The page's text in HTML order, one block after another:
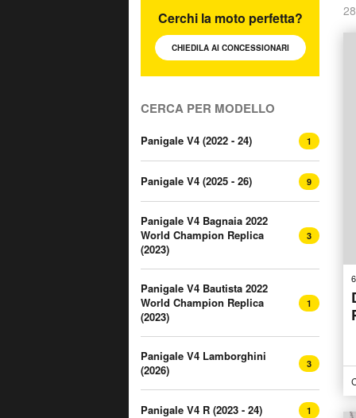
Cerchi la moto perfetta?
CHIEDILA AI CONCESSIONARI
CERCA PER MODELLO
Panigale V4 (2022 - 24) 1
Panigale V4 (2025 - 26) 9
Panigale V4 Bagnaia 2022
World Champion Replica
(2023)
3
Panigale V4 Bautista 2022
World Champion Replica
(2023)
1
Panigale V4 Lamborghini
(2026)
3
Panigale V4 R (2023 - 24) 1